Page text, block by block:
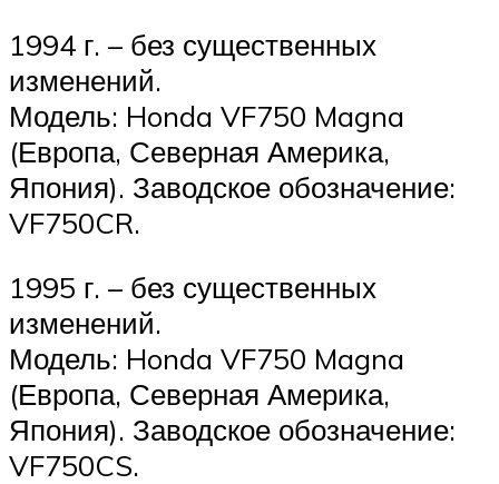
1994 г. – без существенных
изменений.
Модель: Honda VF750 Magna
(Европа, Северная Америка,
Япония). Заводское обозначение:
VF750CR.
1995 г. – без существенных
изменений.
Модель: Honda VF750 Magna
(Европа, Северная Америка,
Япония). Заводское обозначение:
VF750CS.